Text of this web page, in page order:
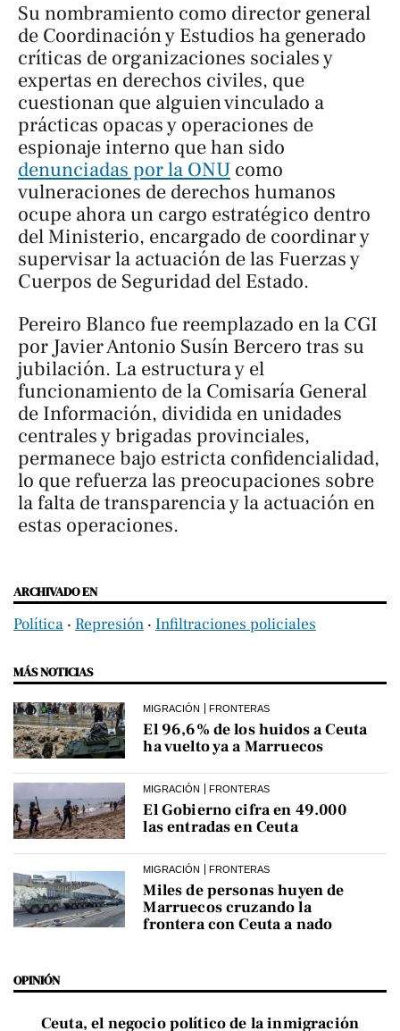
Su nombramiento como director general
de Coordinación y Estudios ha generado
críticas de organizaciones sociales y
expertas en derechos civiles, que
cuestionan que alguien vinculado a
prácticas opacas y operaciones de
espionaje interno que han sido
denunciadas por la ONU como
vulneraciones de derechos humanos
ocupe ahora un cargo estratégico dentro
del Ministerio, encargado de coordinar y
supervisar la actuación de las Fuerzas y
Cuerpos de Seguridad del Estado.
Pereiro Blanco fue reemplazado en la CGI
por Javier Antonio Susín Bercero tras su
jubilación. La estructura y el
funcionamiento de la Comisaría General
de Información, dividida en unidades
centrales y brigadas provinciales,
permanece bajo estricta confidencialidad,
lo que refuerza las preocupaciones sobre
la falta de transparencia y la actuación en
estas operaciones.
ARCHIVADO EN
Política ‧ Represión ‧ Infiltraciones policiales
MÁS NOTICIAS
MIGRACIÓN FRONTERAS
El 96,6% de los huidos a Ceuta
ha vuelto ya a Marruecos
MIGRACIÓN FRONTERAS
El Gobierno cifra en 49.000
las entradas en Ceuta
MIGRACIÓN FRONTERAS
Miles de personas huyen de
Marruecos cruzando la
frontera con Ceuta a nado
OPINIÓN
Ceuta, el negocio político de la inmigración